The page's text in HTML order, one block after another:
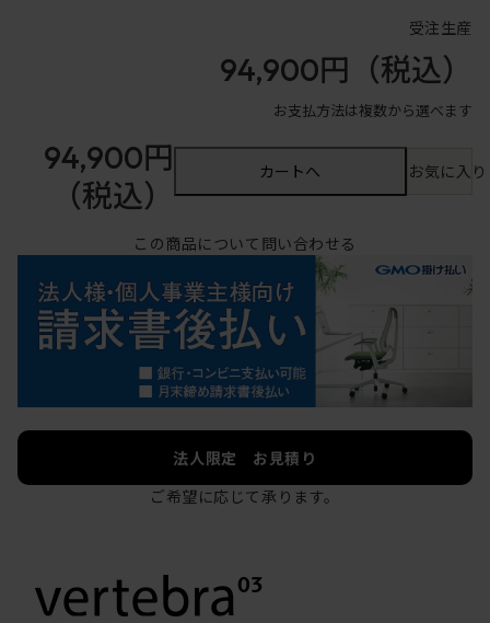
受注生産
94,900円 （税込）
お支払方法は複数から選べます
94,900円
（税込）
カートへ お気に入
この商品について問い合わせる
法人限定 お見積り
ご希望に応じて承ります。